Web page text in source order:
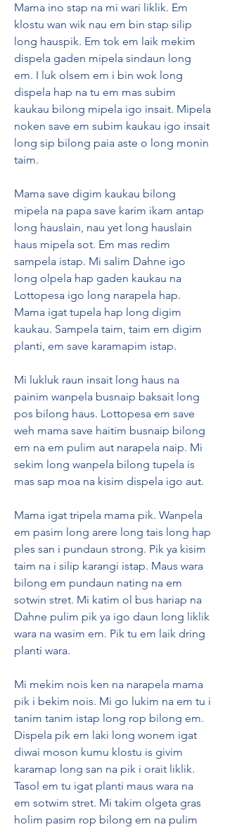
Mama ino stap na mi wari liklik. Em
klostu wan wik nau em bin stap silip
long hauspik. Em tok em laik mekim
dispela gaden mipela sindaun long
em. I luk olsem em i bin wok long
dispela hap na tu em mas subim
kaukau bilong mipela igo insait. Mipela
noken save em subim kaukau igo insait
long sip bilong paia aste o long monin
taim.
Mama save digim kaukau bilong
mipela na papa save karim ikam antap
long hauslain, nau yet long hauslain
haus mipela sot. Em mas redim
sampela istap. Mi salim Dahne igo
long olpela hap gaden kaukau na
Lottopesa igo long narapela hap.
Mama igat tupela hap long digim
kaukau. Sampela taim, taim em digim
planti, em save karamapim istap.
Mi lukluk raun insait long haus na
painim wanpela busnaip baksait long
pos bilong haus. Lottopesa em save
weh mama save haitim busnaip bilong
em na em pulim aut narapela naip. Mi
sekim long wanpela bilong tupela is
mas sap moa na kisim dispela igo aut.
Mama igat tripela mama pik. Wanpela
em pasim long arere long tais long hap
ples san i pundaun strong. Pik ya kisim
taim na i silip karangi istap. Maus wara
bilong em pundaun nating na em
sotwin stret. Mi katim ol bus hariap na
Dahne pulim pik ya igo daun long liklik
wara na wasim em. Pik tu em laik dring
planti wara.
Mi mekim nois ken na narapela mama
pik i bekim nois. Mi go lukim na em tu i
tanim tanim istap long rop bilong em.
Dispela pik em laki long wonem igat
diwai moson kumu klostu is givim
karamap long san na pik i orait liklik.
Tasol em tu igat planti maus wara na
em sotwim stret. Mi takim olgeta gras
holim pasim rop bilong em na pulim